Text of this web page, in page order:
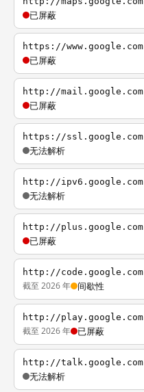
已屏蔽
https://www.google.com
已屏蔽
http://mail.google.com
已屏蔽
https://ssl.google.com
无法解析
http://ipv6.google.com
无法解析
http://plus.google.com
已屏蔽
http://code.google.com
截至 2026 年 间歇性
http://play.google.com
截至 2026 年 已屏蔽
http://talk.google.com
无法解析